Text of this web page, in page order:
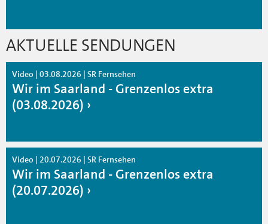
AKTUELLE SENDUNGEN
Video | 03.08.2026 | SR Fernsehen
Wir im Saarland - Grenzenlos extra
(03.08.2026)
Video | 20.07.2026 | SR Fernsehen
Wir im Saarland - Grenzenlos extra
(20.07.2026)